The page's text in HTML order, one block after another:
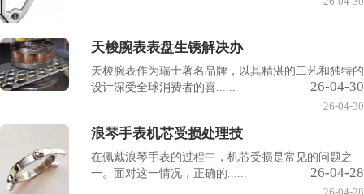
天梭腕表表盘生锈解决办
天梭腕表作为瑞士著名品牌，以其精湛的工艺和独特的
设计深受全球消费者的喜......
26-04-30
26-04-30
浪琴手表机芯受损处理技
在佩戴浪琴手表的过程中，机芯受损是常见的问题之
一。面对这一情况，正确的......
26-04-28